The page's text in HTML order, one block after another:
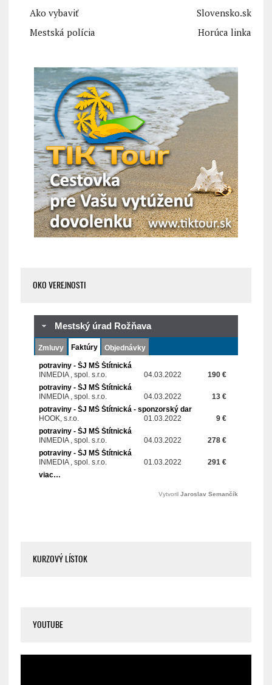
Ako vybaviť
Slovensko.sk
Mestská polícia
Horúca linka
OKO VEREJNOSTI
KURZOVÝ LÍSTOK
YOUTUBE